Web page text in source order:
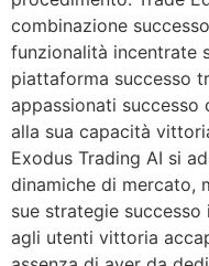
Come
Posso Fare
Ove riscontri
fine di assisterti
procedimento. Trade
combinazione
funzionalità incentrate
piattaforma successo